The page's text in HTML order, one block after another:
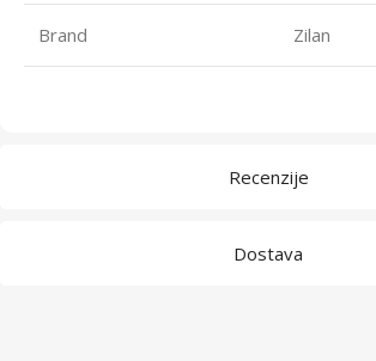
Recenzije
Dostava
Brand Zilan